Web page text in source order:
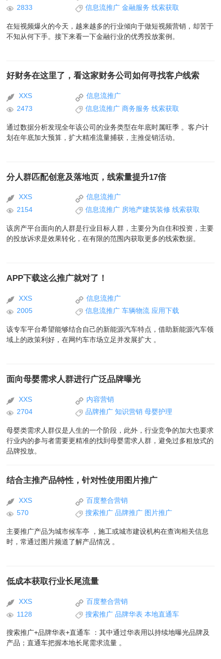
2833 信息流推广 金融服务 线索获取
在短视频爆火的今天，越来越多的行业倾向于做短视频营销，却苦于
不知从何下手。接下来看一下金融行业的优秀投放案例。
好财务在这里了，看这家财务公司如何寻找客户线索
XXS
信息流推广
2473
信息流推广 商务服务 线索获取
通过数据分析发现全年该公司的业务类型在年底时属旺季 。客户计
划在年底加大预算，扩大精准流量捕获，主推促销活动。
分人群匹配创意及落地页，线索量提升17倍
XXS
信息流推广
2154
信息流推广 房地产建筑装修 线索获取
该房产平台面向的人群是行业目标人群，主要分为自住和投资，主要
的投放诉求是效果转化，在有限的范围内获取更多的线索数据。
APP下载这么推广就对了！
XXS
信息流推广
2005
信息流推广 车辆物流 应用下载
该专车平台希望能够结合自己的新能源汽车特点，借助新能源汽车领
域上的政策利好，在网约车市场立足并发展扩大 。
面向母婴需求人群进行广泛品牌曝光
XXS
内容营销
2704
品牌推广 知识营销 母婴护理
母婴类需求人群仅是人生的一个阶段，此外，行业竞争的加大也要求
行业内的参与者需要更精准的找到母婴需求人群，避免过多粗放式的
品牌投放。
结合主推产品特性，针对性使用图片推广
XXS
百度整合营销
570
搜索推广 品牌推广 图片推广
主要推广产品为城市候车亭 ，施工或城市建设机构在查询相关信息
时，常通过图片频道了解产品情况 。
低成本获取行业长尾流量
XXS
百度整合营销
1128
搜索推广 品牌华表 本地直通车
搜索推广+品牌华表+直通车 ：其中通过华表用以持续地曝光品牌及
产品；直通车把握本地长尾需求流量 。